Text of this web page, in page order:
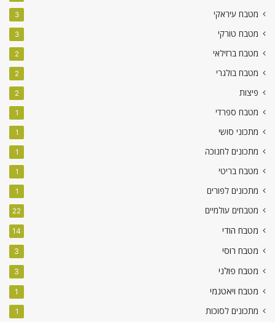
מטבח עיראקי 3
מטבח טורקי 3
מטבח ברזילאי 2
מטבח בולגרי 2
פיצות 2
מטבח ספרדי 1
מתכוני סושי 1
מתכונים לחנוכה 1
מטבח בריטי 1
מתכונים לפורים 1
מטבחים עולמיים 22
מטבח הודי 14
מטבח רוסי 3
מטבח פולני 3
מטבח ויאטנמי 1
מתכונים לסוכות 1